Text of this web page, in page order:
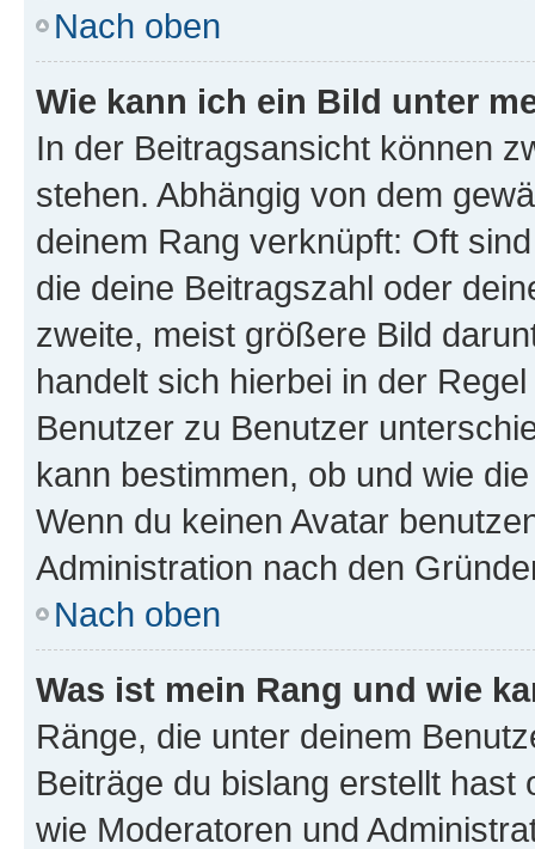
Nach oben
Wie kann ich ein Bild unter
In der Beitragsansicht können
stehen. Abhängig von dem
deinem Rang verknüpft: Oft
die deine Beitragszahl oder
zweite, meist größere Bild
handelt sich hierbei in der
Benutzer zu Benutzer
kann bestimmen, ob und wie
Wenn du keinen Avatar
Administration nach den
Nach oben
Was ist mein Rang und wie
Ränge, die unter deinem
Beiträge du bislang erstellt
wie Moderatoren und